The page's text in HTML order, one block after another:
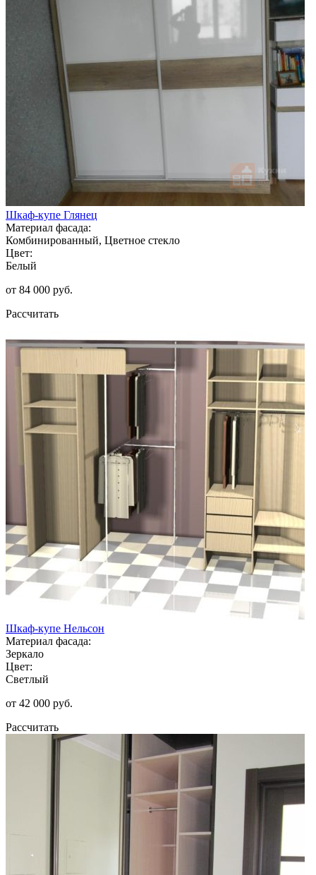
Шкаф-купе Глянец
Материал фасада:
Комбинированный, Цветное стекло
Цвет:
Белый
от 84 000 руб.
Рассчитать
Шкаф-купе Нельсон
Материал фасада:
Зеркало
Цвет:
Светлый
от 42 000 руб.
Рассчитать